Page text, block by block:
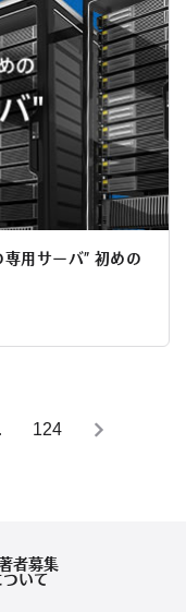
用サーバ” 初めの
124
者募集
いて